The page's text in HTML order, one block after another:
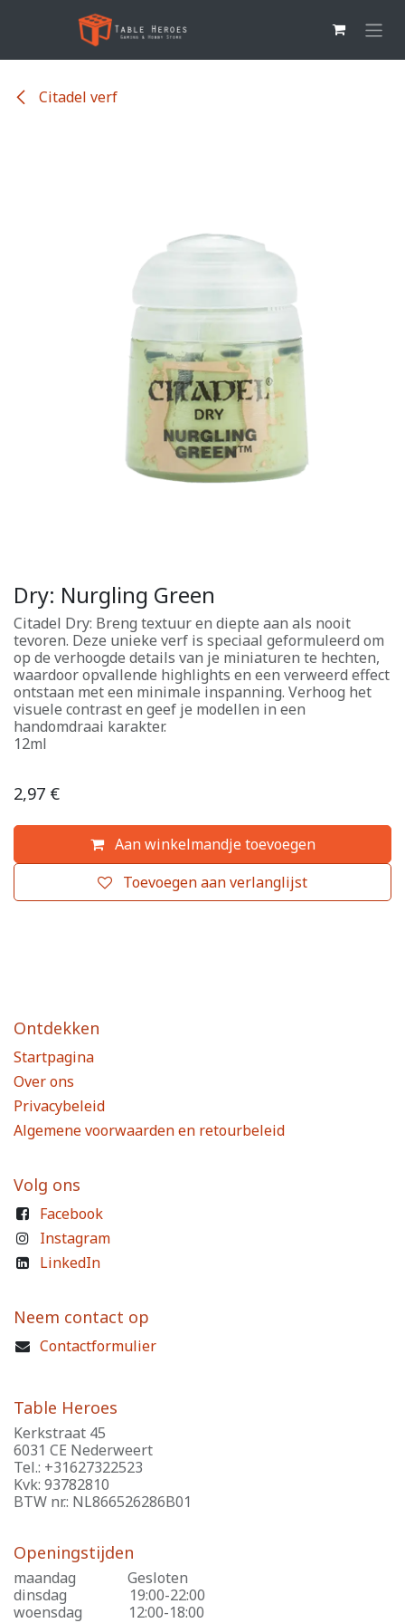
Overslaan naar inhoud
Citadel verf
Dry: Nurgling Green
Citadel Dry: Breng textuur en diepte aan als nooit
tevoren. Deze unieke verf is speciaal geformuleerd om
op de verhoogde details van je miniaturen te hechten,
waardoor opvallende highlights en een verweerd effect
ontstaan met een minimale inspanning. Verhoog het
visuele contrast en geef je modellen in een
handomdraai karakter.
12ml
2,97 €
Aan winkelmandje toevoegen
Toevoegen aan verlanglijst
Ontdekken
Startpagina
Over ons
Privacybeleid
Algemene voorwaarden en retourbeleid
Volg ons
Facebook
Instagram
LinkedIn
Neem contact op
Contactformulier
Table Heroes
Kerkstraat 45
6031 CE Nederweert
Tel.: +31627322523
Kvk: 93782810
BTW nr.: NL866526286B01
Openingstijden
maandag
​Gesloten
dinsdag
​19:00-22:00
woensdag
​12:00-18:00